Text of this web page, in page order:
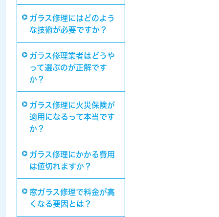
ガラス修理にはどのよう
な技術が必要ですか？
ガラス修理業者はどうや
って選ぶのが正解です
か？
ガラス修理に火災保険が
適用になるって本当です
か？
ガラス修理にかかる費用
は値切れますか？
窓ガラス修理で料金が高
くなる要因とは？